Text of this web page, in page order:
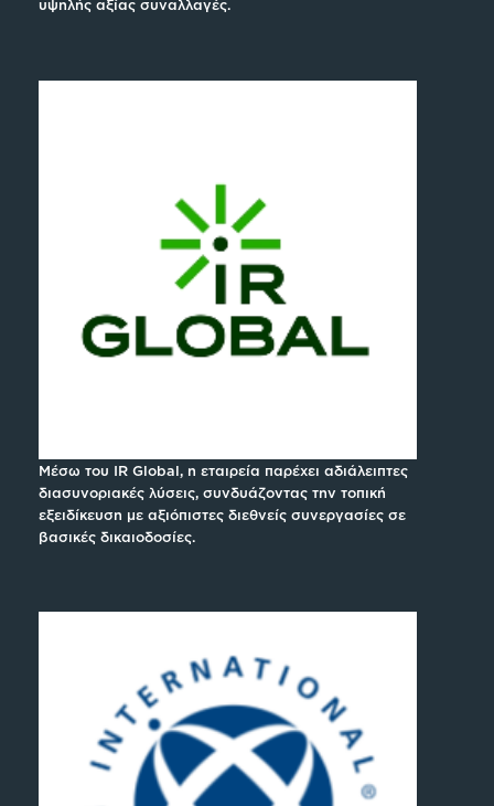
υψηλής αξίας συναλλαγές.
Μέσω του IR Global, η εταιρεία παρέχει αδιάλειπτες
διασυνοριακές λύσεις, συνδυάζοντας την τοπική
εξειδίκευση με αξιόπιστες διεθνείς συνεργασίες σε
βασικές δικαιοδοσίες.